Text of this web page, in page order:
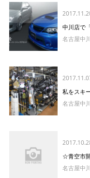
中川店で
名古屋中
私をスキ
名古屋中
☆青空市
名古屋中